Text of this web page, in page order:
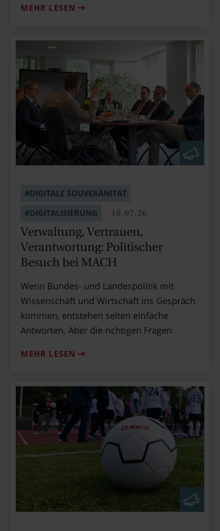
MEHR LESEN
#DIGITALE SOUVERÄNITÄT
#DIGITALISIERUNG
10.07.26
Verwaltung, Vertrauen,
Verantwortung: Politischer
Besuch bei MACH
Wenn Bundes- und Landespolitik mit
Wissenschaft und Wirtschaft ins Gespräch
kommen, entstehen selten einfache
Antworten. Aber die richtigen Fragen
MEHR LESEN